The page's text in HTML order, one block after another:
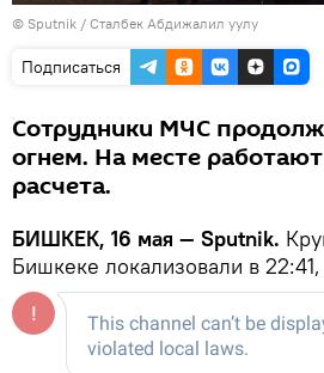
© Sputnik / Сталбек Абдижалил уулу
Подписаться
Сотрудники МЧС
огнем. На месте
расчета.
БИШКЕК, 16 мая — Sputnik.
Бишкеке локализовали в